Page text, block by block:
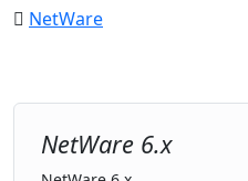
NetWare
NetWare 6.x